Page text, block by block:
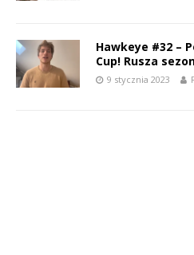
Hawkeye #32 –
Cup! Rusza
9 stycznia 2023